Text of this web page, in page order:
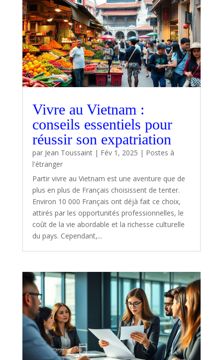
Vivre au Vietnam :
conseils essentiels pour
réussir son expatriation
par Jean Toussaint| Fév 1, 2025 | Postes à
l'étranger
Partir vivre au Vietnam est une aventure que de
plus en plus de Français choisissent de tenter.
Environ 10 000 Français ont déjà fait ce choix,
attirés par les opportunités professionnelles, le
coût de la vie abordable et la richesse culturelle
du pays. Cependant,...